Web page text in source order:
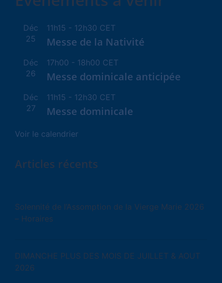
Déc
25
11h15 - 12h30 CET
Messe de la Nativité
Déc
26
17h00 - 18h00 CET
Messe dominicale anticipée
Déc
27
11h15 - 12h30 CET
Messe dominicale
Voir le calendrier
Articles récents
Solennité de l’Assomption de la Vierge Marie 2026
– Horaires
DIMANCHE PLUS DES MOIS DE JUILLET & AOUT
2026